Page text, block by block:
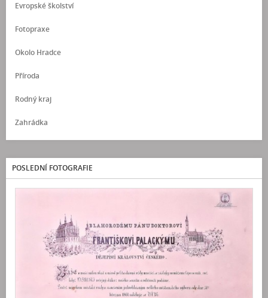
Evropské školství
Fotopraxe
Okolo Hradce
Příroda
Rodný kraj
Zahrádka
POSLEDNÍ FOTOGRAFIE